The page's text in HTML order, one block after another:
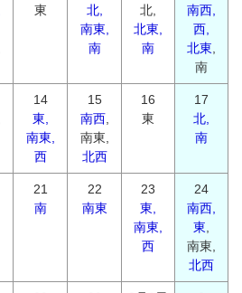
東
北,
南東,
南
北,
北東,
南
南西,
西,
北東
南
14
東,
南東,
西
15
南西,
南東,
北西
16
東
17
北,
南
21
南
22
南東
23
東,
南東,
西
24
南西,
東
南東,
北西